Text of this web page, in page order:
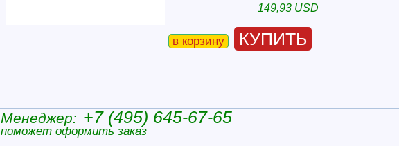
149,93 USD
в корзину КУПИТЬ
Менеджер: +7 (495) 645-67-65
поможет оформить заказ